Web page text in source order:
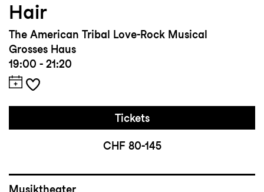
Hair
The American Tribal Love-Rock Musical
Grosses Haus
19:00 - 21:20
Tickets
CHF 80-145